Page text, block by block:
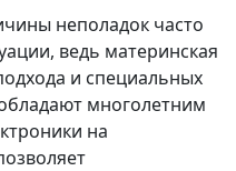
неполадок часто
ведь материнская
и специальных
многолетним
на